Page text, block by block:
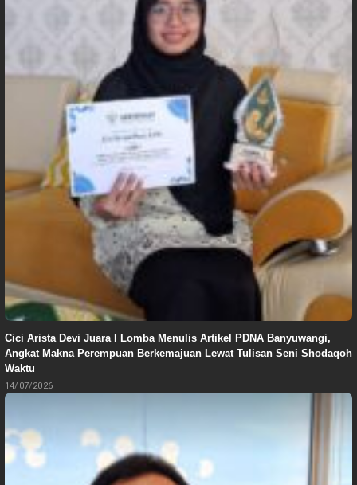
Cici Arista Devi Juara I Lomba Menulis Artikel PDNA Banyuwangi,
Angkat Makna Perempuan Berkemajuan Lewat Tulisan Seni Shodaqoh
Waktu
14/07/2026